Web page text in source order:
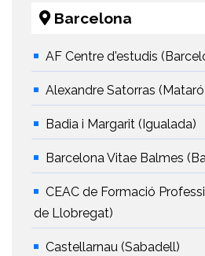
Barcelona
AF Centre d'estudis
Alexandre Satorras
Badia i Margarit (Igualada)
Barcelona Vitae Balmes
CEAC de Formació
de Llobregat)
Castellarnau (Sabadell)